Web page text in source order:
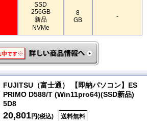
SSD
256GB
新品
NVMe
8
GB
-
FUJITSU（富士通） 【即納パソコン】ES
PRIMO D588/T (Win11pro64)(SSD新品)
5D8
20,801円(税込) 送料無料